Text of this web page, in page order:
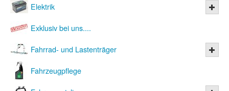
Elektrik
Exklusiv bei uns....
Fahrrad- und Lastenträger
Fahrzeugpflege